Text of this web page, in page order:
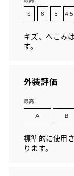
キズ、へこみ
す。
外装評価
標準的に使用
ります。